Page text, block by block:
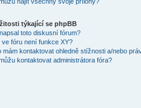
týkající se phpBB
toto diskusní fórum?
ve fóru není funkce XY?
mám kontaktovat ohledně stížnosti a/nebo
kontaktovat administrátora fóra?